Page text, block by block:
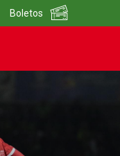
Boletos